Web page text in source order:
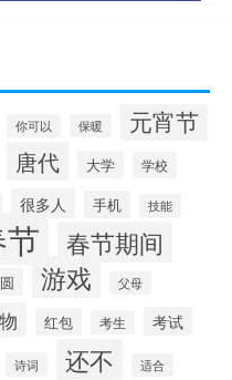
你可以 保暖 元宵节
唐代 大学 学校
很多人 手机 技能
春节期间
游戏 父母
红包 考生 考试
诗词 还不 适合